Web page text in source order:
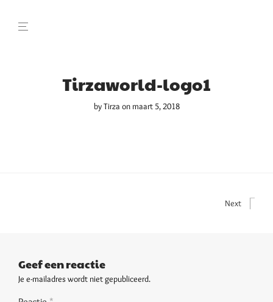
Tirzaworld-logo1
byTirza on maart 5, 2018
Next
Geef een reactie
Je e-mailadres wordt niet gepubliceerd.